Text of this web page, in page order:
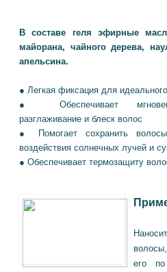
В составе геля эфирные
майорана, чайного дерева,
апельсина.
● Легкая фиксация для
● Обеспечивает
разглаживание и блеск волос
● Помогает сохранить
воздействия солнечных лучей и
● Обеспечивает термозащиту
его по